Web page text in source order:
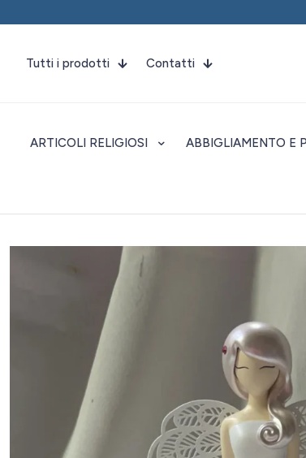
Tutti i prodotti Contatti
ARTICOLI RELIGIOSI ABBIGLIAMENTO E